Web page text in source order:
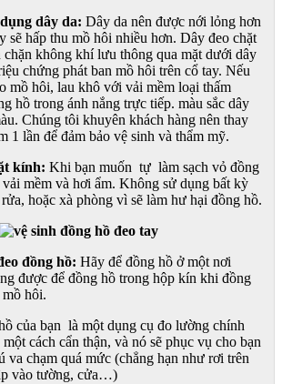
dây da: Dây da nên được nới lỏng hơn
sẽ hấp thu mồ hôi nhiều hơn. Dây đeo chặt
không khí lưu thông qua mặt dưới dây
chứng phát ban mồ hôi trên cổ tay. Nếu
mồ hôi, lau khô với vải mềm loại thấm
hồ trong ánh nắng trực tiếp. màu sắc dây
Chúng tôi khuyên khách hàng nên thay
1 lần để đảm bảo vệ sinh và thẩm mỹ.
kính: Khi bạn muốn tự làm sạch vỏ đồng
mềm và hơi ẩm. Không sử dụng bất kỳ
hoặc xà phòng vì sẽ làm hư hại đồng hồ.
đồng hồ: Hãy để đồng hồ ở một nơi
được để đồng hồ trong hộp kín khi đồng
hôi.
của bạn là một dụng cụ đo lường chính
cách cẩn thận, và nó sẽ phục vụ cho bạn
va chạm quá mức (chẳng hạn như rơi trên
vào tường, cửa…)